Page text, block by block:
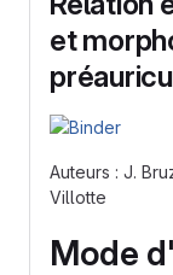
et
Auteurs : J.
Villotte
Mode